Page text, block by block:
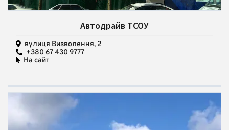
Автодрайв ТСОУ
вулиця Визволення, 2
+380 67 430 9777
На сайт